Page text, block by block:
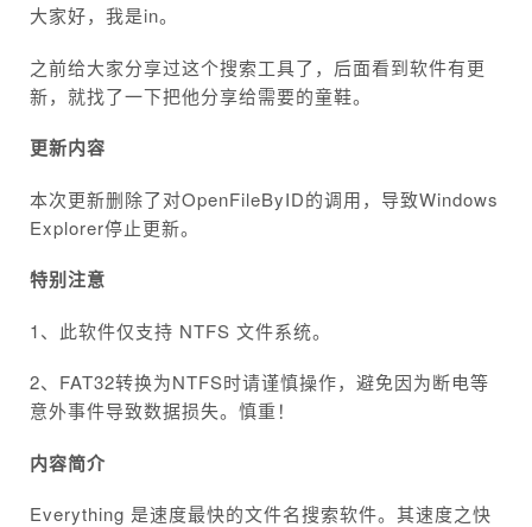
大家好，我是in。
之前给大家分享过这个搜索工具了，后面看到软件有更
新，就找了一下把他分享给需要的童鞋。
更新内容
本次更新删除了对OpenFileByID的调用，导致Windows
Explorer停止更新。
特别注意
1、此软件仅支持 NTFS 文件系统。
2、FAT32转换为NTFS时请谨慎操作，避免因为断电等
意外事件导致数据损失。慎重！
内容简介
Everything 是速度最快的文件名搜索软件。其速度之快